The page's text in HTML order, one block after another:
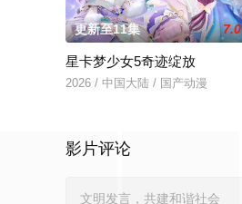
更新至11集 7.0
星卡梦少女5奇迹绽放
2026 / 中国大陆 / 国产动漫
影片评论